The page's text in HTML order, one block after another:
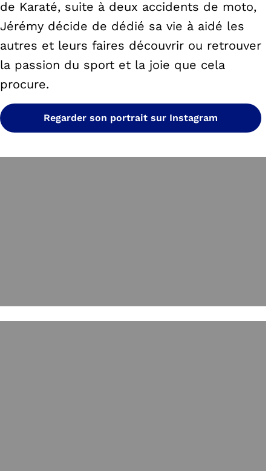
de Karaté, suite à deux accidents de moto,
Jérémy décide de dédié sa vie à aidé les
autres et leurs faires découvrir ou retrouver
la passion du sport et la joie que cela
procure.
Regarder son portrait sur Instagram